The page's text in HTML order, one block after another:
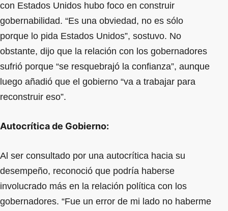
con Estados Unidos hubo foco en construir
gobernabilidad. “Es una obviedad, no es sólo
porque lo pida Estados Unidos”, sostuvo. No
obstante, dijo que la relación con los gobernadores
sufrió porque “se resquebrajó la confianza”, aunque
luego añadió que el gobierno “va a trabajar para
reconstruir eso”.
Autocrítica de Gobierno:
Al ser consultado por una autocrítica hacia su
desempeño, reconoció que podría haberse
involucrado más en la relación política con los
gobernadores. “Fue un error de mi lado no haberme